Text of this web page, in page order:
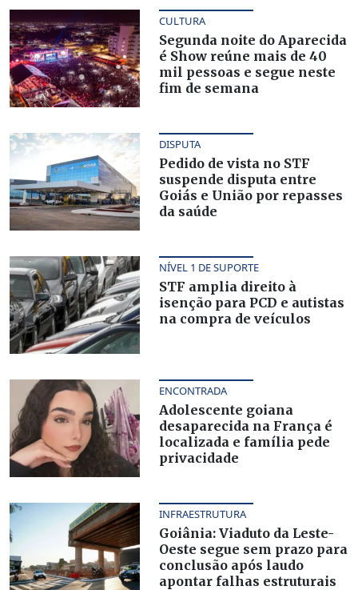
CULTURA
Segunda noite do Aparecida
é Show reúne mais de 40
mil pessoas e segue neste
fim de semana
DISPUTA
Pedido de vista no STF
suspende disputa entre
Goiás e União por repasses
da saúde
NÍVEL 1 DE SUPORTE
STF amplia direito à
isenção para PCD e autistas
na compra de veículos
ENCONTRADA
Adolescente goiana
desaparecida na França é
localizada e família pede
privacidade
INFRAESTRUTURA
Goiânia: Viaduto da Leste-
Oeste segue sem prazo para
conclusão após laudo
apontar falhas estruturais